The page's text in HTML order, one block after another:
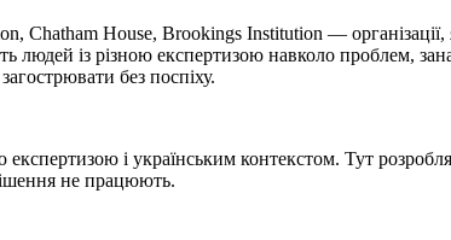
Chatham House, Brookings Institution —
людей із різною експертизою навколо проблем,
без поспіху.
і українським контекстом. Тут
не працюють.